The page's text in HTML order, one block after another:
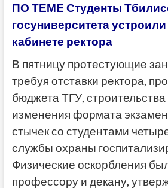
ПО ТЕМЕ Студенты
госуниверситета устроили
кабинете ректора
В пятницу протестующие
требуя отставки ректора,
бюджета ТГУ,
изменения формата
стычек со студентами
службы охраны
Физические оскорбления
профессору и декану,